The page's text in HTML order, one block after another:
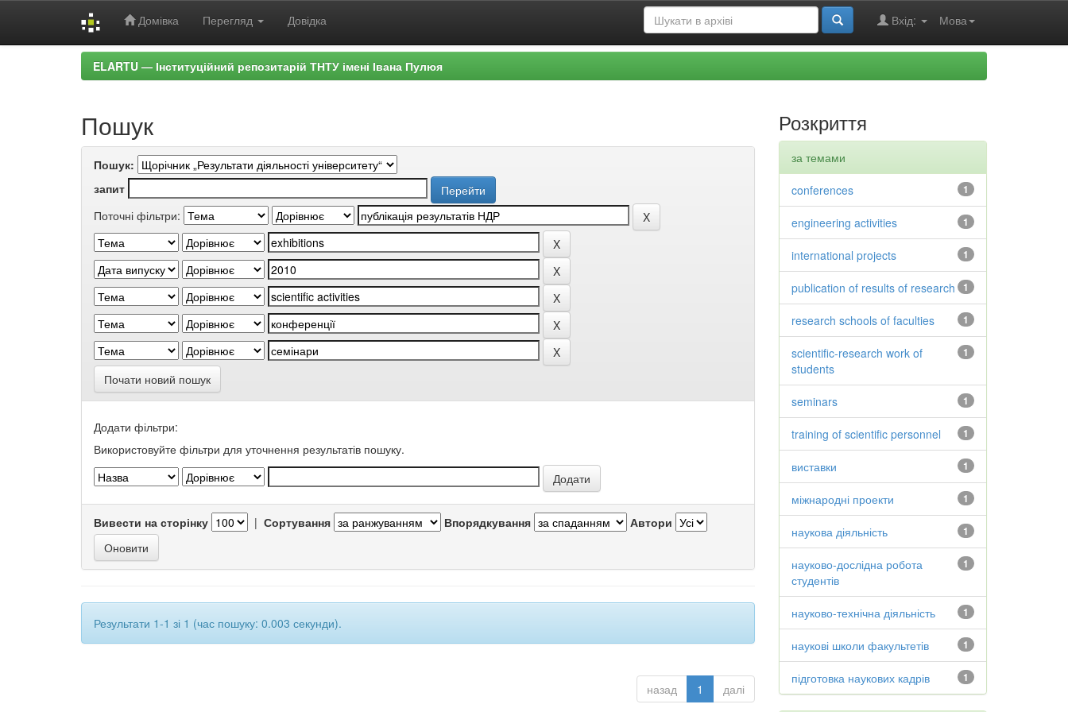
Домівка Перегляд Довідка Мова
Вхід:
ELARTU — Інституційний репозитарій ТНТУ імені Івана Пулюя
Пошук
Пошук:
запит
Поточні фільтри:
Почати новий пошук
Додати фільтри:
Використовуйте фільтри для уточнення результатів пошуку.
Вивести на сторінку | Сортування Впорядкування Автори
Результати 1-1 зі 1 (час пошуку: 0.003 секунди).
назад 1 далі
Розкриття
за темами
1
conferences
1
engineering activities
1
international projects
1
publication of results of research
1
research schools of faculties
1
scientific-research work of
students
1
seminars
1
training of scientific personnel
1
виставки
1
міжнародні проекти
1
наукова діяльність
1
науково-дослідна робота
студентів
1
науково-технічна діяльність
1
наукові школи факультетів
1
підготовка наукових кадрів